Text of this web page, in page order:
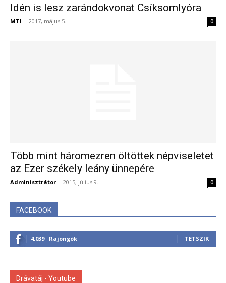
Idén is lesz zarándokvonat Csíksomlyóra
MTI - 2017, május 5. 0
Több mint háromezren öltöttek népviseletet
az Ezer székely leány ünnepére
Adminisztrátor - 2015, július 9. 0
FACEBOOK
4,039 Rajongók TETSZIK
Drávatáj - Youtube